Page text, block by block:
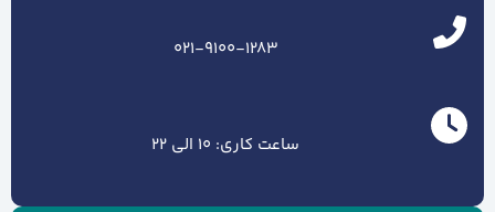
021-9100-1283
ساعت کاری: 10 الی 22